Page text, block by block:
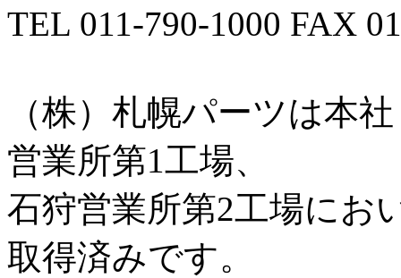
TEL 011-790-1000 FAX
（株）札幌パーツは本
営業所第1工場、
石狩営業所第2工場にお
取得済みです。